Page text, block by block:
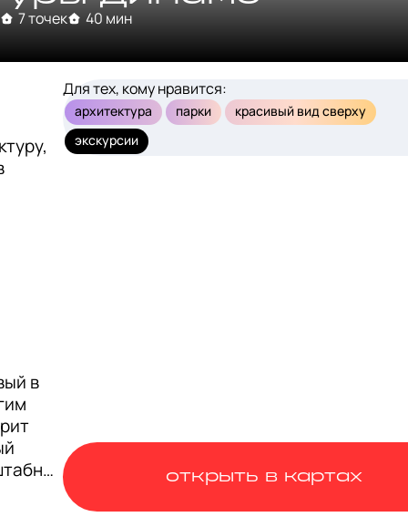
7 точек 40 мин
в
Для тех, кому нравится:
архитектура парки
красивый вид сверху
экскурсии
открыть в картах